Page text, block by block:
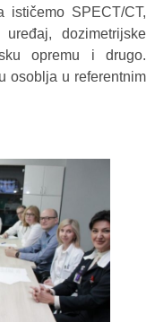
SPECT/CT,
dozimetrijske
opremu i drugo.
osoblja u referentnim